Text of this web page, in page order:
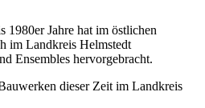
1980er Jahre hat im östlichen
im Landkreis Helmstedt
Ensembles hervorgebracht.
dieser Zeit im Landkreis